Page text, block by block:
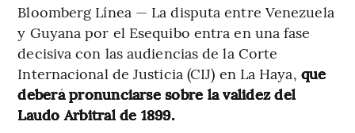
Bloomberg Línea — La disputa entre Venezuela
y Guyana por el Esequibo entra en una fase
decisiva con las audiencias de la Corte
Internacional de Justicia (CIJ) en La Haya, que
deberá pronunciarse sobre la validez del
Laudo Arbitral de 1899.